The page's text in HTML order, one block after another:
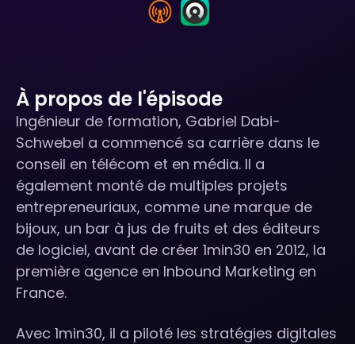
À propos de l'épisode
Ingénieur de formation, Gabriel Dabi-
Schwebel a commencé sa carrière dans le
conseil en télécom et en média. Il a
également monté de multiples projets
entrepreneuriaux, comme une marque de
bijoux, un bar à jus de fruits et des éditeurs
de logiciel, avant de créer 1min30 en 2012, la
première agence en Inbound Marketing en
France.
Avec 1min30, il a piloté les stratégies digitales